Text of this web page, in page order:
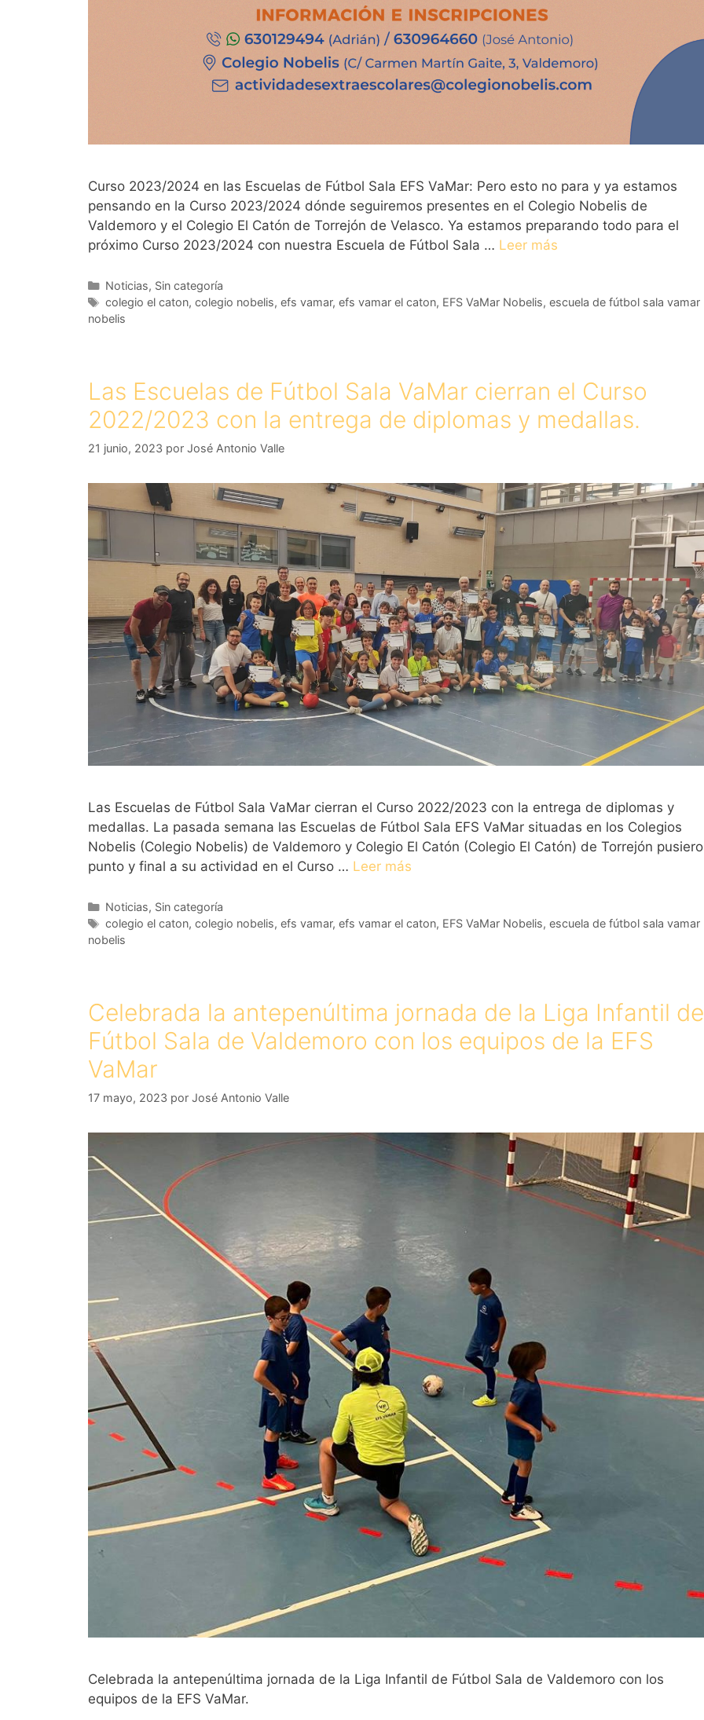
Curso 2023/2024 en las Escuelas de Fútbol Sala EFS VaMar: Pero esto no para y ya estamos
pensando en la Curso 2023/2024 dónde seguiremos presentes en el Colegio Nobelis de
Valdemoro y el Colegio El Catón de Torrejón de Velasco. Ya estamos preparando todo para el
próximo Curso 2023/2024 con nuestra Escuela de Fútbol Sala … Leer más
Categorías
Noticias, Sin categoría
Etiquetas
colegio el caton, colegio nobelis, efs vamar, efs vamar el caton, EFS VaMar Nobelis, escuela de fútbol sala vamar
nobelis
Las Escuelas de Fútbol Sala VaMar cierran el Curso
2022/2023 con la entrega de diplomas y medallas.
21 junio, 2023 por José Antonio Valle
Las Escuelas de Fútbol Sala VaMar cierran el Curso 2022/2023 con la entrega de diplomas y
medallas. La pasada semana las Escuelas de Fútbol Sala EFS VaMar situadas en los Colegios
Nobelis (Colegio Nobelis) de Valdemoro y Colegio El Catón (Colegio El Catón) de Torrejón
punto y final a su actividad en el Curso … Leer más
Categorías
Noticias, Sin categoría
Etiquetas
colegio el caton, colegio nobelis, efs vamar, efs vamar el caton, EFS VaMar Nobelis, escuela de fútbol sala vamar
nobelis
Celebrada la antepenúltima jornada de la Liga Infantil de
Fútbol Sala de Valdemoro con los equipos de la EFS
VaMar
17 mayo, 2023 por José Antonio Valle
Celebrada la antepenúltima jornada de la Liga Infantil de Fútbol Sala de Valdemoro con los
equipos de la EFS VaMar.